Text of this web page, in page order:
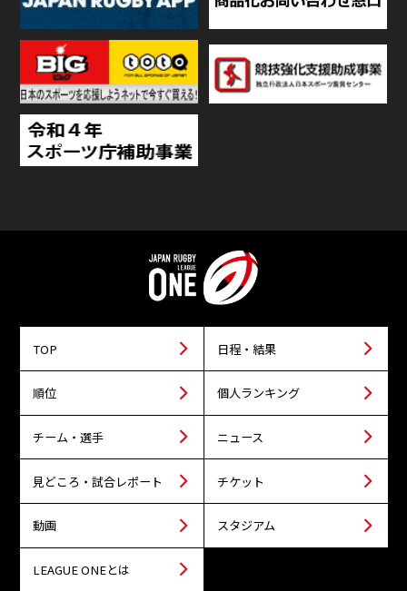
TOP 日程・結果
順位 個人ランキング
チーム・選手 ニュース
見どころ・試合レポート チケット
動画 スタジアム
LEAGUE ONEとは